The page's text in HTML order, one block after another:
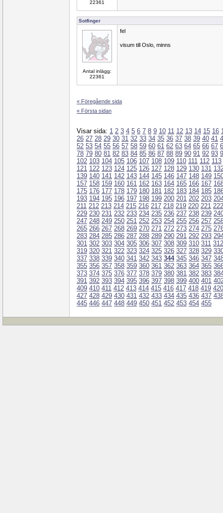
22361
Sotfinger
Antal inlägg:
22361
fel
visum till Oslo, minns
« Föregående sida
« Första sidan
Visar sida: 1 2 3 4 5 6 7 8 9 10 11 12 13 14 15 16
26 27 28 29 30 31 32 33 34 35 36 37 38 39 40 41
52 53 54 55 56 57 58 59 60 61 62 63 64 65 66 67
78 79 80 81 82 83 84 85 86 87 88 89 90 91 92 93
102 103 104 105 106 107 108 109 110 111 112 113
121 122 123 124 125 126 127 128 129 130 131
139 140 141 142 143 144 145 146 147 148 149
157 158 159 160 161 162 163 164 165 166 167
175 176 177 178 179 180 181 182 183 184 185
193 194 195 196 197 198 199 200 201 202 203
211 212 213 214 215 216 217 218 219 220 221 222
229 230 231 232 233 234 235 236 237 238 239
247 248 249 250 251 252 253 254 255 256 257
265 266 267 268 269 270 271 272 273 274 275
283 284 285 286 287 288 289 290 291 292 293
301 302 303 304 305 306 307 308 309 310 311 312
319 320 321 322 323 324 325 326 327 328 329
337 338 339 340 341 342 343 344 345 346 347
355 356 357 358 359 360 361 362 363 364 365
373 374 375 376 377 378 379 380 381 382 383
391 392 393 394 395 396 397 398 399 400 401
409 410 411 412 413 414 415 416 417 418 419 420
427 428 429 430 431 432 433 434 435 436 437
445 446 447 448 449 450 451 452 453 454 455